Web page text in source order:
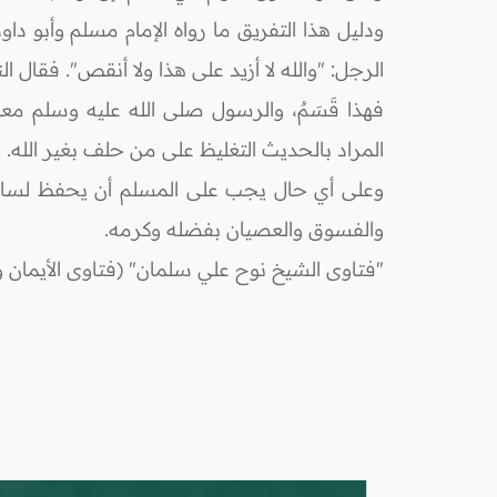
ودليل هذا التفريق ما رواه الإمام مسلم وأبو
الرجل: "والله لا أزيد على هذا ولا أنقص". فقال
فهذا قَسَمٌ، والرسول صلى الله عليه وسلم
المراد بالحديث التغليظ على من حلف بغير الله.
وعلى أي حال يجب على المسلم أن يحفظ
والفسوق والعصيان بفضله وكرمه.
"فتاوى الشيخ نوح علي سلمان" (فتاوى الأيمان